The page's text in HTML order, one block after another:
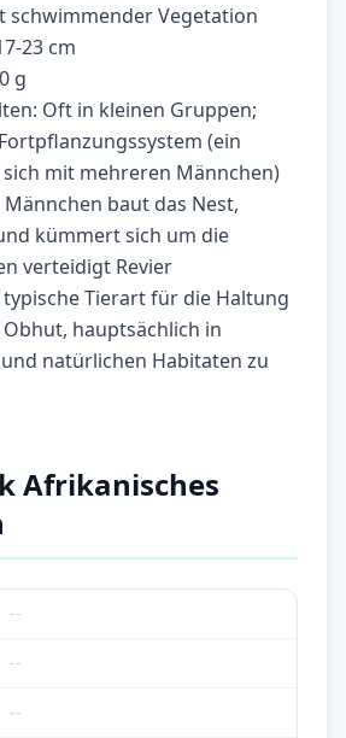
schwimmender Vegetation
23 cm
g
Oft in kleinen Gruppen;
(ein
mit mehreren Männchen)
baut das Nest,
kümmert sich um die
verteidigt Revier
Tierart für die Haltung
hauptsächlich in
natürlichen Habitaten zu
Afrikanisches
--
--
--